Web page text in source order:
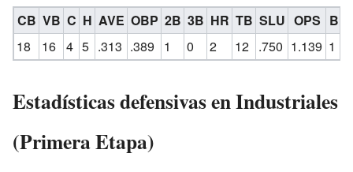
CB VB C H AVE OBP 2B 3B HR TB SLU OPS BR
18
16 4 5 .313 .389 1 0 2 12 .750 1.139 1
Estadísticas defensivas en Industriales
(Primera Etapa)